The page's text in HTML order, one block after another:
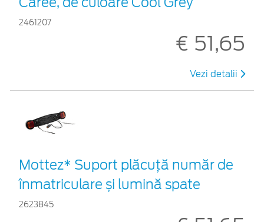
2461207
€ 51,65
Vezi detalii
Mottez* Suport plăcuță număr de
înmatriculare și lumină spate
2623845